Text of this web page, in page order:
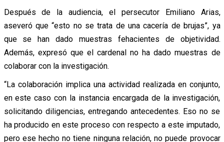
Después de la audiencia, el persecutor Emiliano Arias,
aseveró que “esto no se trata de una cacería de brujas”, ya
que se han dado muestras fehacientes de objetividad.
Además, expresó que el cardenal no ha dado muestras de
colaborar con la investigación.
“La colaboración implica una actividad realizada en conjunto,
en este caso con la instancia encargada de la investigación,
solicitando diligencias, entregando antecedentes. Eso no se
ha producido en este proceso con respecto a este imputado,
pero ese hecho no tiene ninguna relación, no puede provocar